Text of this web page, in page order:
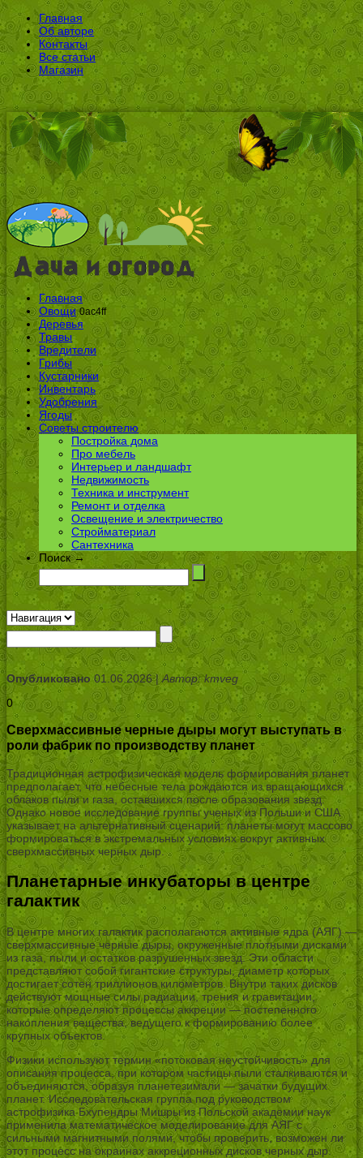
Главная
Об авторе
Контакты
Все статьи
Магазин
Главная
Овощи 0ac4ff
Деревья
Травы
Вредители
Грибы
Кустарники
Инвентарь
Удобрения
Ягоды
Советы строителю
Постройка дома
Про мебель
Интерьер и ландшафт
Недвижимость
Техника и инструмент
Ремонт и отделка
Освещение и электричество
Стройматериал
Сантехника
Поиск →
Опубликовано01.06.2026 |Автор: kmveg
0
Сверхмассивные черные дыры могут выступать в
роли фабрик по производству планет
Традиционная астрофизическая модель формирования планет
предполагает, что небесные тела рождаются из вращающихся
облаков пыли и газа, оставшихся после образования звезд.
Однако новое исследование группы ученых из Польши и США
указывает на альтернативный сценарий: планеты могут массово
формироваться в экстремальных условиях вокруг активных
сверхмассивных черных дыр.
Планетарные инкубаторы в центре
галактик
В центре многих галактик располагаются активные ядра (АЯГ) —
сверхмассивные черные дыры, окруженные плотными дисками
из газа, пыли и остатков разрушенных звезд. Эти области
представляют собой гигантские структуры, диаметр которых
достигает сотен триллионов километров. Внутри таких дисков
действуют мощные силы радиации, трения и гравитации,
которые определяют процессы аккреции — постепенного
накопления вещества, ведущего к формированию более
крупных объектов.
Физики используют термин «потоковая неустойчивость» для
описания процесса, при котором частицы пыли сталкиваются и
объединяются, образуя планетезимали — зачатки будущих
планет. Исследовательская группа под руководством
астрофизика Бхупендры Мишры из Польской академии наук
применила математическое моделирование для АЯГ с
сильными магнитными полями, чтобы проверить, возможен ли
этот процесс на окраинах аккреционных дисков черных дыр.